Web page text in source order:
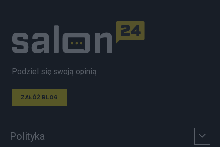
Podziel się swoją opinią
ZAŁÓŻ BLOG
Polityka